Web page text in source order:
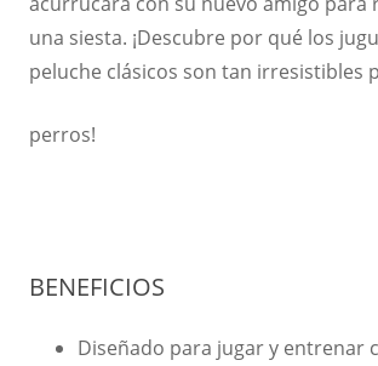
una siesta. ¡Descubre por qué los
peluche clásicos son tan irresistibles
perros!
BENEFICIOS
Diseñado para jugar y entrenar